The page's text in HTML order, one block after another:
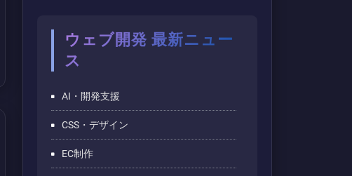
ウェブ開発 最新ニュー
ス
AI・開発支援
CSS・デザイン
EC制作